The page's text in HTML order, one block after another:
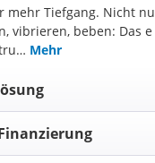
mehr Tiefgang. Nicht
vibrieren, beben: Das
Mehr